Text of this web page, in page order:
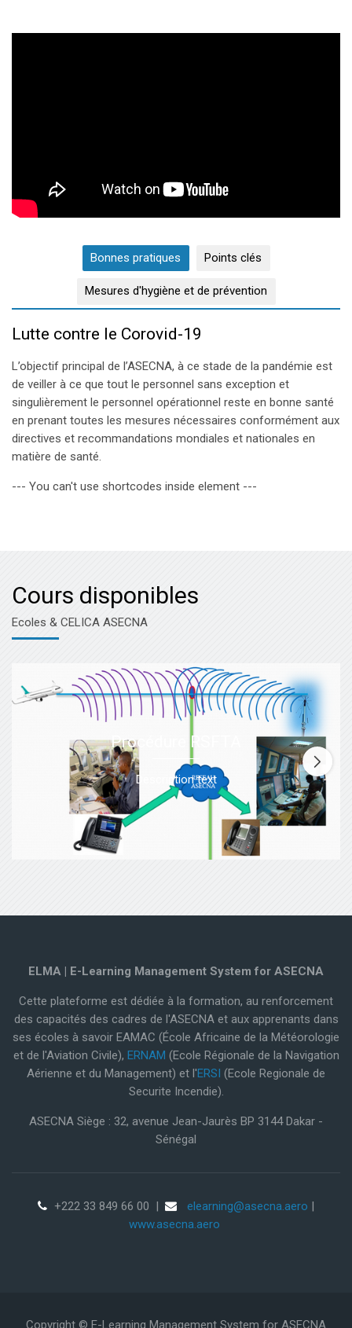
Bonnes pratiques Points clés
Mesures d'hygiène et de prévention
Lutte contre le Corovid-19
L’objectif principal de l’ASECNA, à ce stade de la pandémie est
de veiller à ce que tout le personnel sans exception et
singulièrement le personnel opérationnel reste en bonne santé
en prenant toutes les mesures nécessaires conformément aux
directives et recommandations mondiales et nationales en
matière de santé.
--- You can't use shortcodes inside element ---
Cours disponibles
Ecoles & CELICA ASECNA
Procédure RSFTA
Description text
ELMA | E-Learning Management System for ASECNA
Cette plateforme est dédiée à la formation, au renforcement
des capacités des cadres de l'ASECNA et aux apprenants dans
ses écoles à savoir EAMAC (École Africaine de la Météorologie
et de l'Aviation Civile), ERNAM (Ecole Régionale de la Navigation
Aérienne et du Management) et l'ERSI (Ecole Regionale de
Securite Incendie).
ASECNA Siège : 32, avenue Jean-Jaurès BP 3144 Dakar -
Sénégal
+222 33 849 66 00 | elearning@asecna.aero |
www.asecna.aero
Copyright © E-Learning Management System for ASECNA